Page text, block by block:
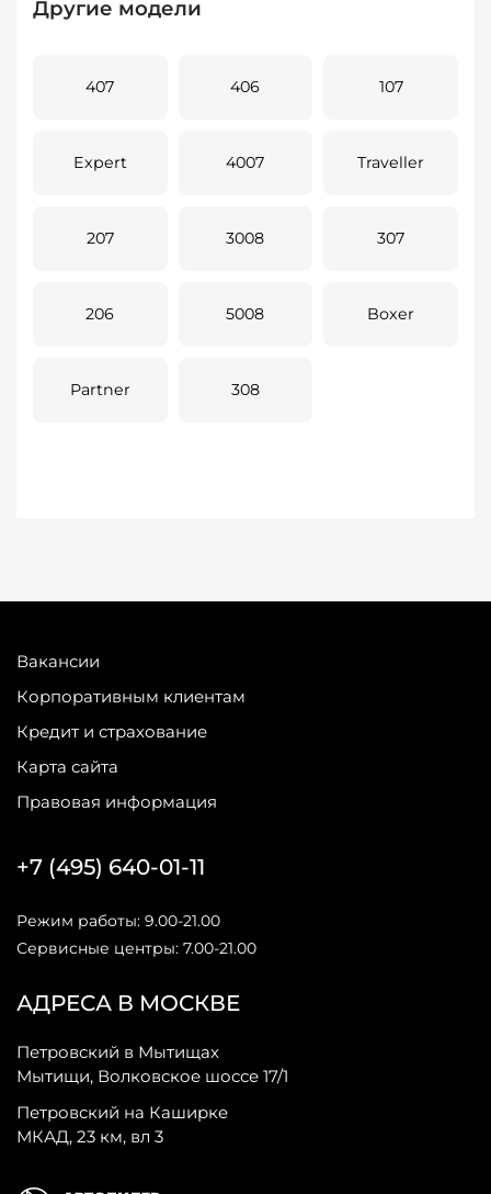
Другие модели
407 406 107
Expert 4007 Traveller
207 3008 307
206 5008 Boxer
Partner 308
Вакансии
Корпоративным клиентам
Кредит и страхование
Карта сайта
Правовая информация
АДРЕСА В МОСКВЕ
Петровский в Мытищах
Мытищи, Волковское шоссе 17/1
Петровский на Каширке
МКАД, 23 км, вл 3
+7 (495) 640-01-11
Режим работы: 9.00-21.00
Сервисные центры: 7.00-21.00